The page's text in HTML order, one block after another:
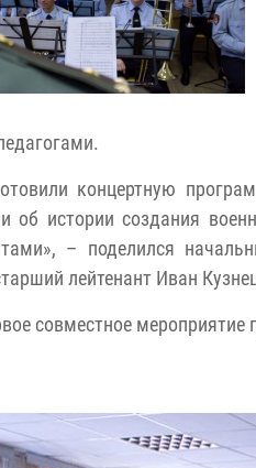
концертную
об истории создания
– поделился
лейтенант Иван
совместное